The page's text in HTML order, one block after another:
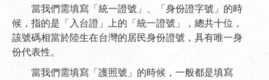
當我們需填寫「統一證號」、「身份證字號」的時
候，指的是「入台證」上的「統一證號」，總共十位，
該號碼相當於陸生在台灣的居民身份證號，具有唯一身
份代表性。
當我們需填寫「護照號」的時候，一般都是填寫